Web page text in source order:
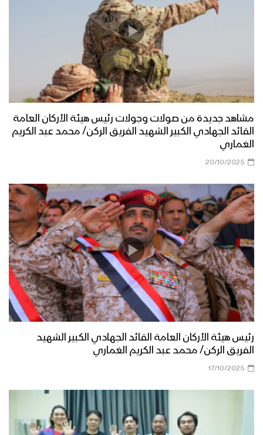
مشاهد جديدة من صولات وجولات رئيس هيئة الأركان العامة
القائد الجهادي الكبير الشهيد الفريق الركن/ محمد عبد الكريم
الغماري
20/10/2025
رئيس هيئة الأركان العامة القائد الجهادي الكبير الشهيد
الفريق الركن/ محمد عبد الكريم الغماري
17/10/2025